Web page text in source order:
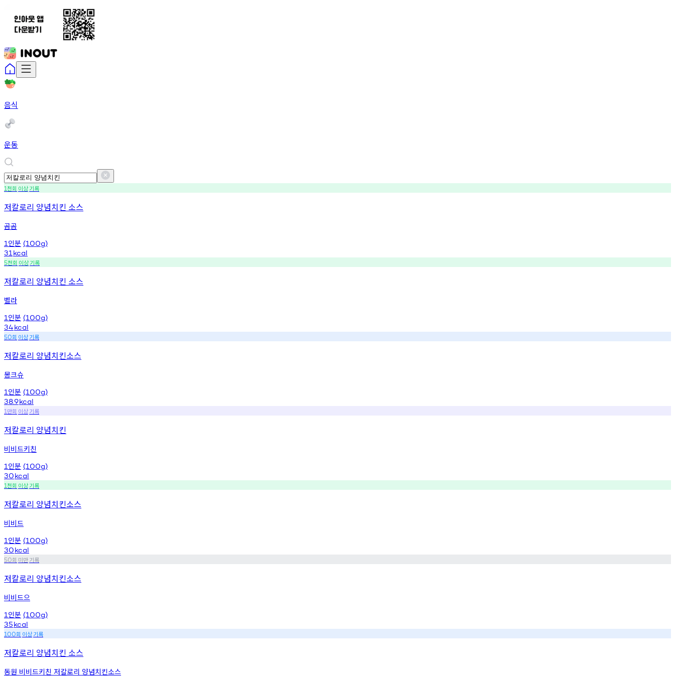
음식
운동
1천회 이상기록
저칼로리 양념치킨 소스
곰곰
1 인분 (100g)
31 kcal
5천회 이상기록
저칼로리 양념치킨 소스
벨라
1 인분 (100g)
34kcal
50회 이상기록
저칼로리 양념치킨소스
몽크슈
1 인분 (100g)
38.9kcal
1 만회 이상기록
저칼로리 양념치킨
비비드키친
1 인분 (100g)
30kcal
1천회 이상기록
저칼로리 양념치킨소스
비비드
1 인분 (100g)
30kcal
50회 미만기록
저칼로리 양념치킨소스
비비드으
1 인분 (100g)
35kcal
100회 이상기록
저칼로리 양념치킨 소스
동원 비비드키친 저칼로리 양념치킨소스